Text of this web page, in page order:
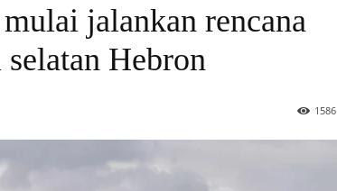
jalankan rencana
Hebron
1586